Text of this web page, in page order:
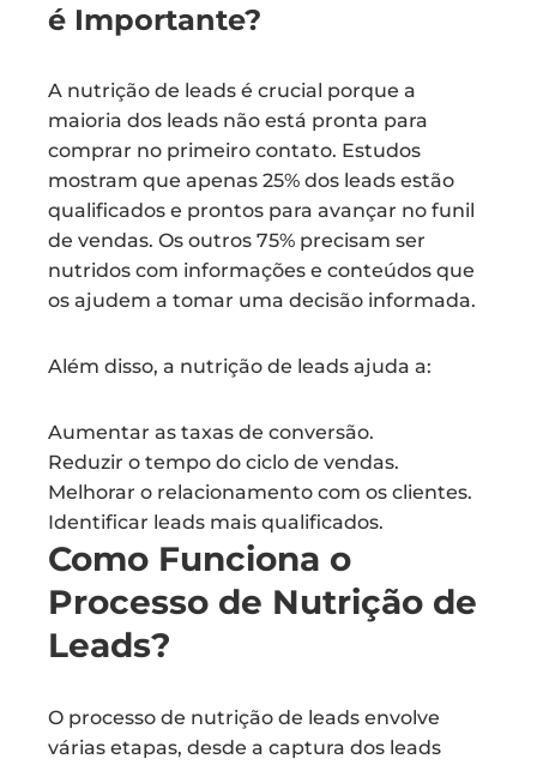
é Importante?
A nutrição de leads é crucial porque a
maioria dos leads não está pronta para
comprar no primeiro contato. Estudos
mostram que apenas 25% dos leads estão
qualificados e prontos para avançar no funil
de vendas. Os outros 75% precisam ser
nutridos com informações e conteúdos que
os ajudem a tomar uma decisão informada.
Além disso, a nutrição de leads ajuda a:
Aumentar as taxas de conversão.
Reduzir o tempo do ciclo de vendas.
Melhorar o relacionamento com os clientes.
Identificar leads mais qualificados.
Como Funciona o
Processo de Nutrição de
Leads?
O processo de nutrição de leads envolve
várias etapas, desde a captura dos leads